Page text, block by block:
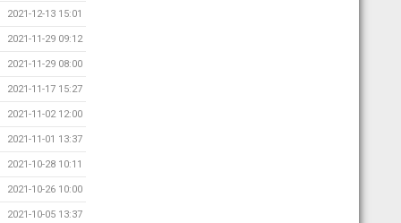
2021-12-13 15:01
2021-11-29 09:12
2021-11-29 08:00
2021-11-17 15:27
2021-11-02 12:00
2021-11-01 13:37
2021-10-28 10:11
2021-10-26 10:00
2021-10-05 13:37